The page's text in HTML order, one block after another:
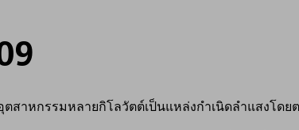
ตสาหกรรมหลายกิโลวัตต์เป็นแหล่งกำเนิดลำแสงโดย